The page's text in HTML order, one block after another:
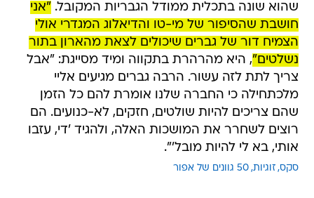
שהוא שונה בתכלית ממודל הגבריות המקובל. "אני
חושבת שהסיפור של מי-טו והדיאלוג המגדרי אולי
הצמיח דור של גברים שיכולים לצאת מהארון בתור
נשלטים", היא מהרהרת בתקווה ומיד מסייגת: "אבל
צריך לתת לזה עשור. הרבה גברים מגיעים אליי
מלכתחילה כי החברה שלנו אומרת להם כל הזמן
שהם צריכים להיות שולטים, חזקים, לא-כנועים. הם
רוצים לשחרר את המושכות האלה, ולהגיד 'די, עזבו
אותי, בא לי להיות מובל'".
סקס זוגיות 50 גוונים של אפור